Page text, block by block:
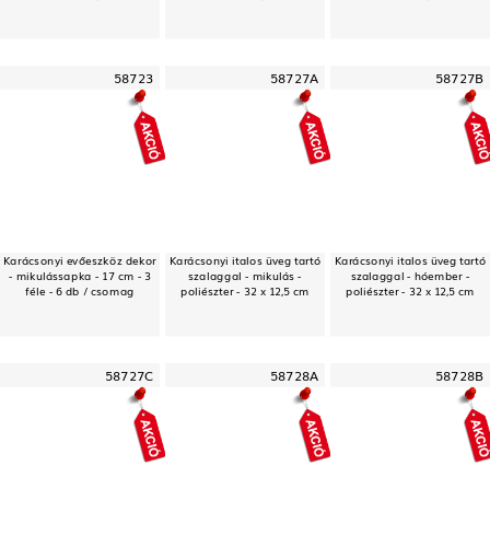
58723
Karácsonyi evőeszköz dekor
- mikulássapka - 17 cm - 3
féle - 6 db / csomag
58727A
Karácsonyi italos üveg tartó
szalaggal - mikulás -
poliészter - 32 x 12,5 cm
58727B
Karácsonyi italos üveg tartó
szalaggal - hóember -
poliészter - 32 x 12,5 cm
58727C 58728A 58728B